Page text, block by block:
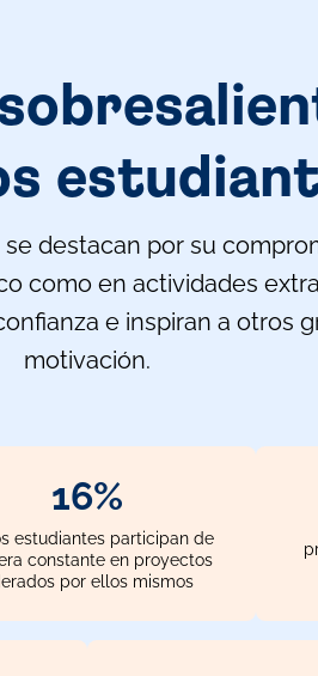
destacan por su
como en actividades
e inspiran a otros
motivación.
20%
estudiantes participan de
constante en proyectos
por ellos mismos